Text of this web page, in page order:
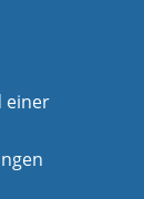
einer